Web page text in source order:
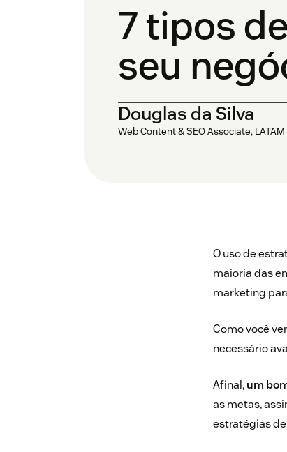
7 tipos
seu
Douglas da Silva
Web Content & SEO Associate, LATAM
O uso de
maioria das
marketing
Como você
necessário
Afinal,um
as metas,
estratégias